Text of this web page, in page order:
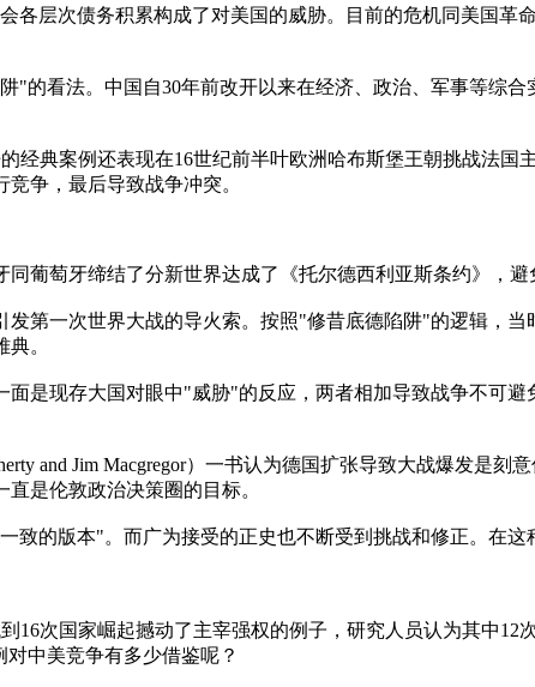
各层次债务积累构成了对美国的威胁。目前的危机同美国
"的看法。中国自30年前改开以来在经济、政治、军事等综
经典案例还表现在16世纪前半叶欧洲哈布斯堡王朝挑战法国
争，最后导致战争冲突。
葡萄牙缔结了分新世界达成了《托尔德西利亚斯条约》，避
第一次世界大战的导火索。按照"修昔底德陷阱"的逻辑，
。
是现存大国对眼中"威胁"的反应，两者相加导致战争不可
and Jim Macgregor）一书认为德国扩张导致大战爆发是
是伦敦政治决策圈的目标。
致的版本"。而广为接受的正史也不断受到挑战和修正。在这
16次国家崛起撼动了主宰强权的例子，研究人员认为其中
中美竞争有多少借鉴呢？